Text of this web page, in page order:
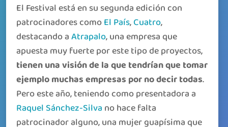
El Festival está en su segunda edición con
patrocinadores comoEl País,Cuatro,
destacando aAtrapalo, una empresa que
apuesta muy fuerte por este tipo de proyectos,
tienen una visión de la que tendrían que tomar
ejemplo muchas empresas por no decir todas.
Pero este año, teniendo como presentadora a
Raquel Sánchez-Silva no hace falta
patrocinador alguno, una mujer guapísima que